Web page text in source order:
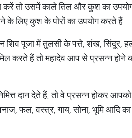
करें तो उसमें काले तिल और कुश का
के लिए कुश के पोरों का उपयोग करते हैं.
शिव पूजा में तुलसी के पत्ते, शंख, सिंदूर,
करते हैं तो महादेव आप से प्रसन्न होने
दान देते हैं, तो वे प्रसन्न होकर आपको
फल, वस्त्र, गाय, सोना, भूमि आदि